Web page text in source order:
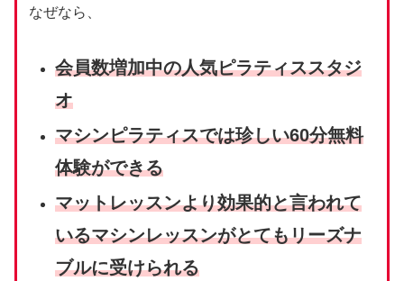
なぜなら、
会員数増加中の人気ピラティススタジ
オ
マシンピラティスでは珍しい60分無料
体験ができる
マットレッスンより効果的と言われて
いるマシンレッスンがとてもリーズナ
ブルに受けられる